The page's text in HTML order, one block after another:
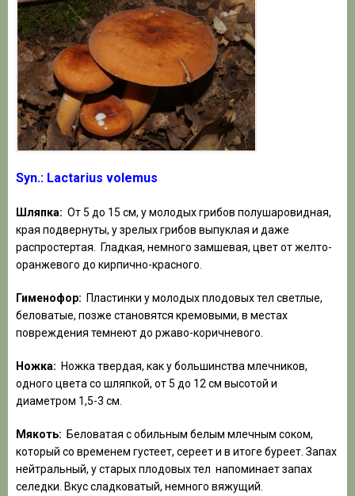
Syn.: Lactarius volemus
Шляпка: От 5 до 15 см, у молодых грибов полушаровидная,
края подвернуты, у зрелых грибов выпуклая и даже
распростертая. Гладкая, немного замшевая, цвет от желто-
оранжевого до кирпично-красного.
Гименофор: Пластинки у молодых плодовых тел светлые,
беловатые, позже становятся кремовыми, в местах
повреждения темнеют до ржаво-коричневого.
Ножка: Ножка твердая, как у большинства млечников,
одного цвета со шляпкой, от 5 до 12 см высотой и
диаметром 1,5-3 см.
Мякоть: Беловатая с обильным белым млечным соком,
который со временем густеет, сереет и в итоге буреет. Запах
нейтральный, у старых плодовых тел напоминает запах
селедки. Вкус сладковатый, немного вяжущий.